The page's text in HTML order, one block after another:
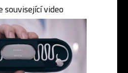
související video